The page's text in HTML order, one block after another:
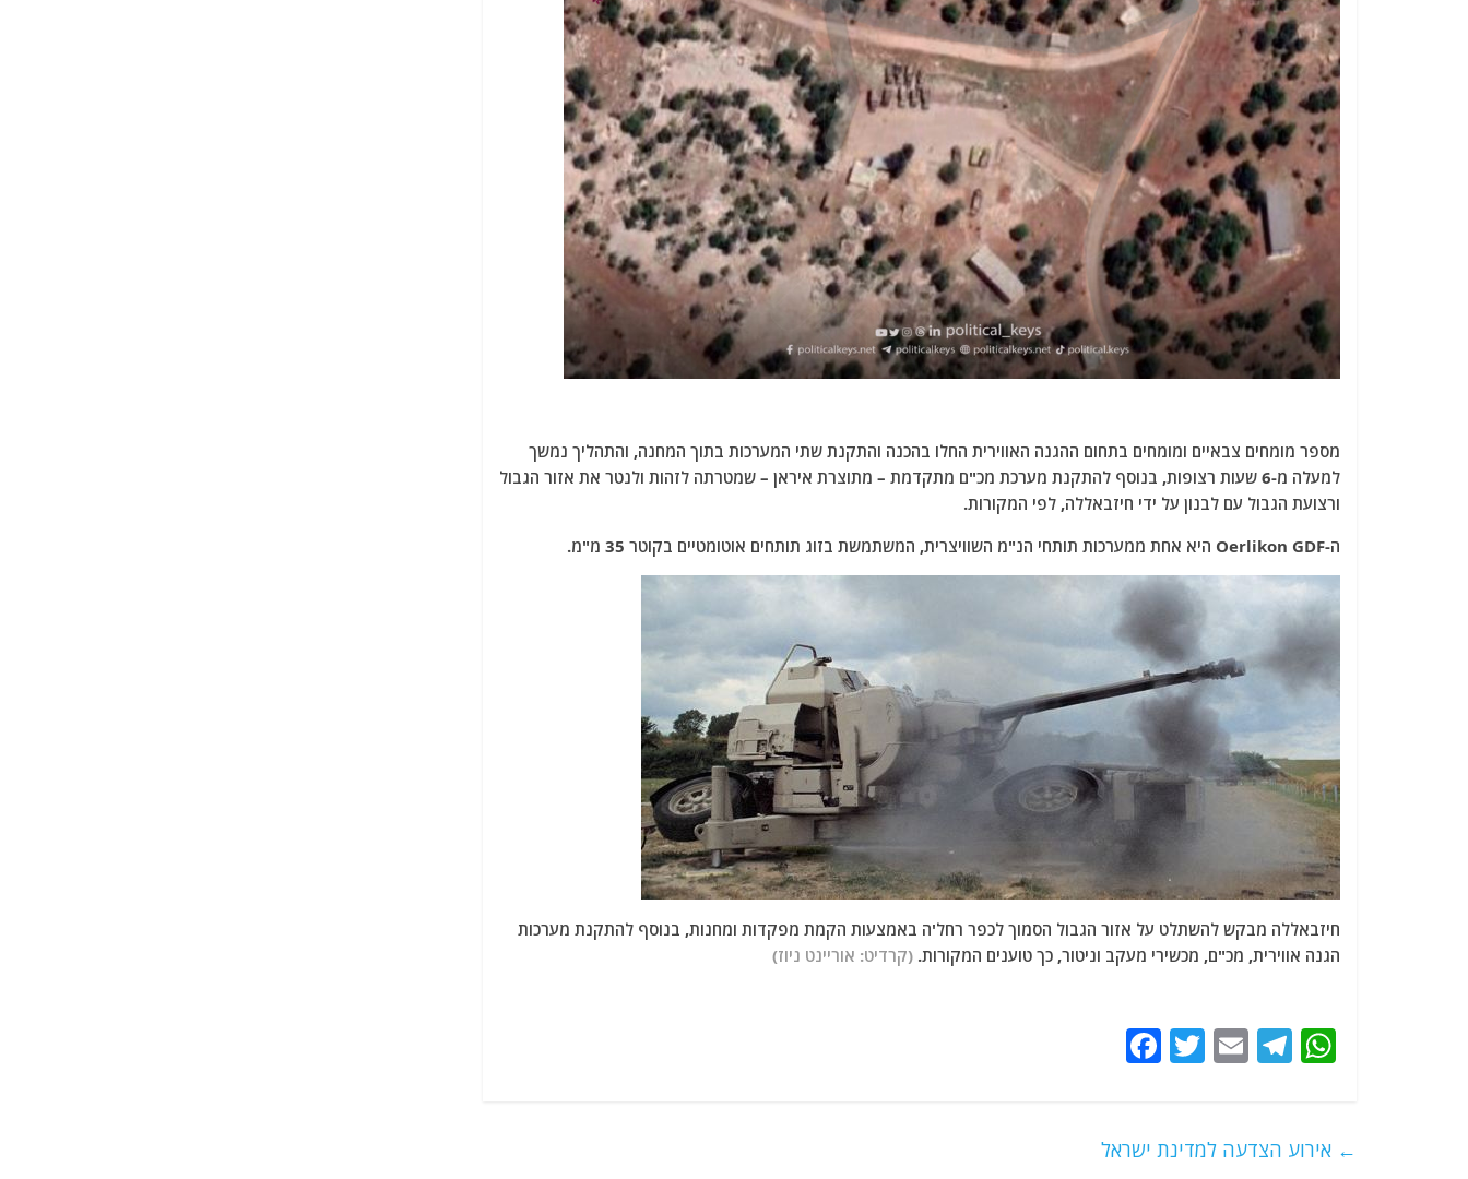
מספר מומחים צבאיים ומומחים בתחום ההגנה האווירית החלו בהכנה והתקנת שתי המערכות בתוך המחנה, והתהליך נמשך
למעלה מ-6 שעות רצופות, בנוסף להתקנת מערכת מכ"ם מתקדמת – מתוצרת איראן – שמטרתה לזהות ולנטר את אזור הגבול
ורצועת הגבול עם לבנון על ידי חיזבאללה, לפי המקורות.
ה-Oerlikon GDF היא אחת ממערכות תותחי הנ"מ השוויצרית, המשתמשת בזוג תותחים אוטומטיים בקוטר 35 מ"מ.
חיזבאללה מבקש להשתלט על אזור הגבול הסמוך לכפר רחל'ה באמצעות הקמת מפקדות ומחנות, בנוסף להתקנת מערכות
הגנה אווירית, מכ"ם, מכשירי מעקב וניטור, כך טוענים המקורות. (קרדיט: אוריינט ניוז)
W
s
T
g
E
l
T
er
e ← אירוע הצדעה למדינת ישראל